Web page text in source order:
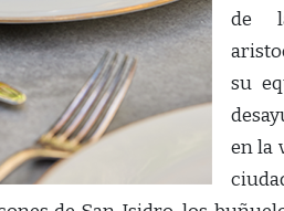
de
su
en la